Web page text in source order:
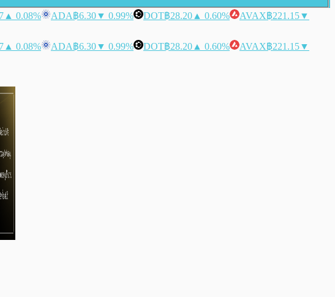
▲ 0.08% ADA฿6.30▼ 0.99% DOT฿28.20 ▲ 0.60% AVAX฿221.15▼
▲ 0.08% ADA฿6.30▼ 0.99% DOT฿28.20 ▲ 0.60% AVAX฿221.15▼